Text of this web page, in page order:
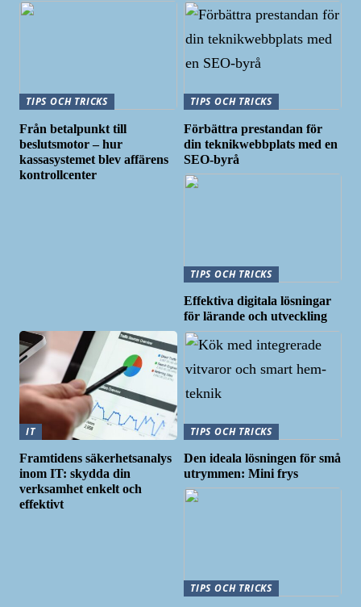
TIPS OCH TRICKS
Från betalpunkt till
beslutsmotor – hur
kassasystemet blev affärens
kontrollcenter
TIPS OCH TRICKS
Förbättra prestandan för
din teknikwebbplats med en
SEO-byrå
TIPS OCH TRICKS
Effektiva digitala lösningar
för lärande och utveckling
IT
Framtidens säkerhetsanalys
inom IT: skydda din
verksamhet enkelt och
effektivt
TIPS OCH TRICKS
Den ideala lösningen för små
utrymmen: Mini frys
TIPS OCH TRICKS